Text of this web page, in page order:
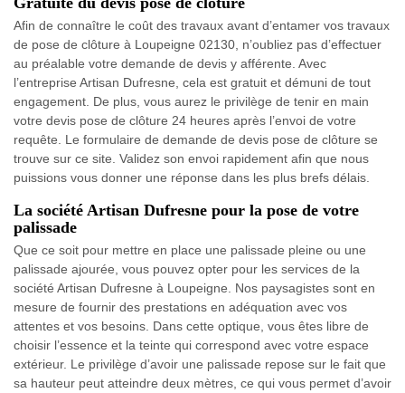
Afin de connaître le coût des travaux avant d’entamer vos travaux
de pose de clôture à Loupeigne 02130, n’oubliez pas d’effectuer
au préalable votre demande de devis y afférente. Avec
l’entreprise Artisan Dufresne, cela est gratuit et démuni de tout
engagement. De plus, vous aurez le privilège de tenir en main
votre devis pose de clôture 24 heures après l’envoi de votre
requête. Le formulaire de demande de devis pose de clôture se
trouve sur ce site. Validez son envoi rapidement afin que nous
puissions vous donner une réponse dans les plus brefs délais.
La société Artisan Dufresne pour la pose de votre
palissade
Que ce soit pour mettre en place une palissade pleine ou une
palissade ajourée, vous pouvez opter pour les services de la
société Artisan Dufresne à Loupeigne. Nos paysagistes sont en
mesure de fournir des prestations en adéquation avec vos
attentes et vos besoins. Dans cette optique, vous êtes libre de
choisir l’essence et la teinte qui correspond avec votre espace
extérieur. Le privilège d’avoir une palissade repose sur le fait que
sa hauteur peut atteindre deux mètres, ce qui vous permet d’avoir